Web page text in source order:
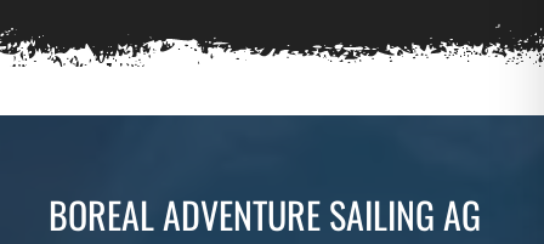
BOREAL ADVENTURE SAILING AG